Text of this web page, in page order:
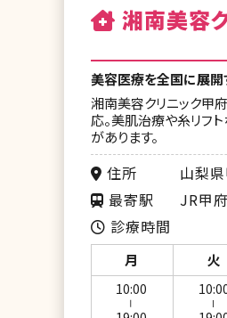
湘南美容
美容医療を全国に展開
湘南美容クリニック甲
応。美肌治療や糸リフ
があります。
住所
山梨
最寄駅
JR甲
診療時間
月 火
10:00